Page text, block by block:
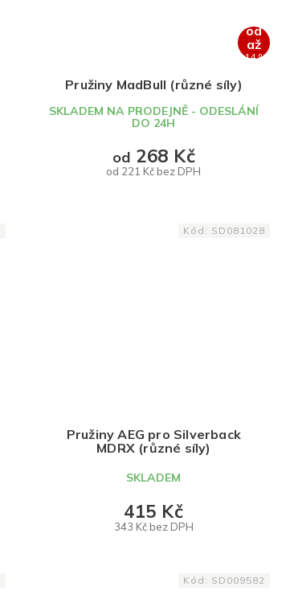
od
až
–14 %
Pružiny MadBull (různé síly)
SKLADEM NA PRODEJNĚ - ODESLÁNÍ
DO 24H
od 221 Kč bez DPH
od 268 Kč
Pružiny AEG pro Silverback
MDRX (různé síly)
SKLADEM
343 Kč bez DPH
415 Kč
Kód: SD081028
Kód: SD009582